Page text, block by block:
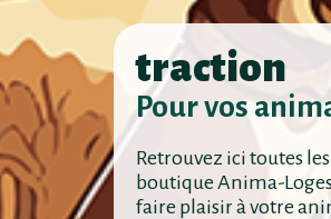
traction
Pour vos
Retrouvez ici toutes
boutique Anima-
faire plaisir à votre